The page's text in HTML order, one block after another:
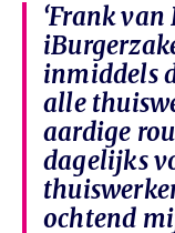
‘Frank
inmiddels
alle
aardige
dagelijks
ochtend